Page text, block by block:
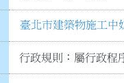
臺北市建築物施工中
行政規則：屬行政程